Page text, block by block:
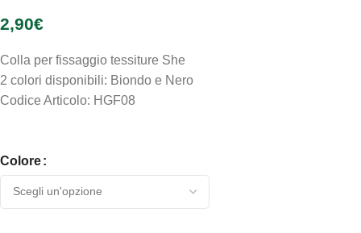
2,90€
Colla per fissaggio tessiture She
2 colori disponibili: Biondo e Nero
Codice Articolo: HGF08
Colore